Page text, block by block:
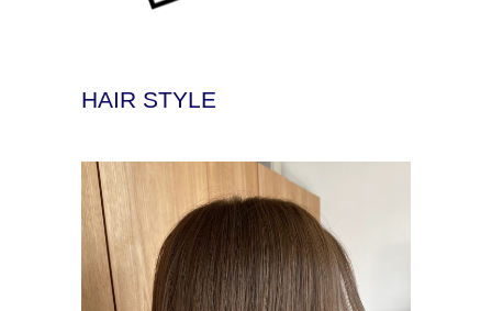
HAIR STYLE